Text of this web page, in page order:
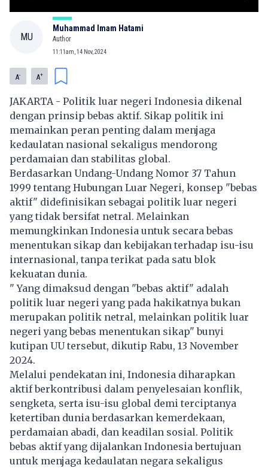
MU
Muhammad Imam Hatami
Author
11:11am, 14 Nov, 2024
A- A+
JAKARTA - Politik luar negeri Indonesia dikenal
dengan prinsip bebas aktif. Sikap politik ini
memainkan peran penting dalam menjaga
kedaulatan nasional sekaligus mendorong
perdamaian dan stabilitas global.
Berdasarkan Undang-Undang Nomor 37 Tahun
1999 tentang Hubungan Luar Negeri, konsep "bebas
aktif" didefinisikan sebagai politik luar negeri
yang tidak bersifat netral. Melainkan
memungkinkan Indonesia untuk secara bebas
menentukan sikap dan kebijakan terhadap isu-isu
internasional, tanpa terikat pada satu blok
kekuatan dunia.
" Yang dimaksud dengan "bebas aktif" adalah
politik luar negeri yang pada hakikatnya bukan
merupakan politik netral, melainkan politik luar
negeri yang bebas menentukan sikap" bunyi
kutipan UU tersebut, dikutip Rabu, 13 November
2024.
Melalui pendekatan ini, Indonesia diharapkan
aktif berkontribusi dalam penyelesaian konflik,
sengketa, serta isu-isu global demi terciptanya
ketertiban dunia berdasarkan kemerdekaan,
perdamaian abadi, dan keadilan sosial. Politik
bebas aktif yang dijalankan Indonesia bertujuan
untuk menjaga kedaulatan negara sekaligus